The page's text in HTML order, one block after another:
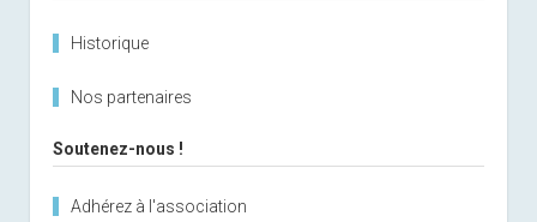
Historique
Nos partenaires
Soutenez-nous !
Adhérez à l'association